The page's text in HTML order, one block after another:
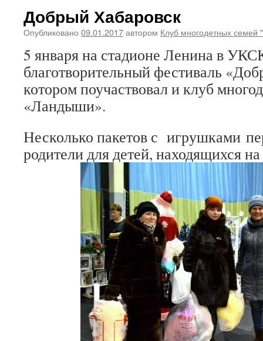
Добрый Хабаровск
Опубликовано 09.01.2017автором Клуб многодетных
5 января на стадионе Ленина в
благотворительный фестиваль
котором поучаствовал и клуб
«Ландыши».
Несколько пакетов с игрушками
родители для детей, находящихся